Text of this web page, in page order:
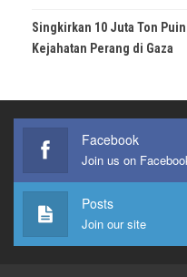
Singkirkan 10 Juta Ton
Kejahatan Perang di Gaza
Facebook
Join us on
Posts
Join our site